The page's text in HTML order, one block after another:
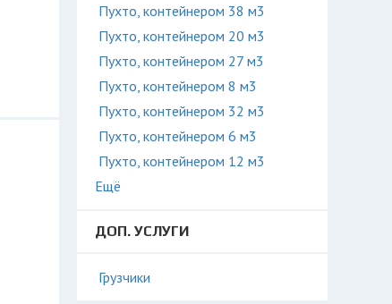
Пухто, контейнером 38 м3
Пухто, контейнером 20 м3
Пухто, контейнером 27 м3
Пухто, контейнером 8 м3
Пухто, контейнером 32 м3
Пухто, контейнером 6 м3
Пухто, контейнером 12 м3
Ещё
ДОП. УСЛУГИ
Грузчики